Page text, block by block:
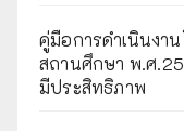
คู่มือการดำเนินงา
สถานศึกษา พ.ศ
มีประสิทธิภาพ